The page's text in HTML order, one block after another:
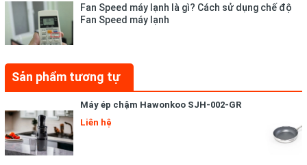
CÔNG NĂNG: NẤU NƯỚNG TIỆN LỢI
Độ bền cao
dụng công nghệ sản xuất Hàn Quốc đạt tới độ bền cao. 5 lớp
chống dính vân đá phủ trong lòng chảo giúp hạn chế trường
hợp trầy xước, bám bẩn, đổi màu… cho sản phẩm luôn như mới.
Lòng chảo sâu, chiên xào tiện lợi
Thiết kế nhỏ nhắn với kích thước 28 cm và thành chảo cao 8.5
Fan Speed máy lạnh là gì? Cách sử dụng chế độ
Fan Speed máy lạnh
Sản phẩm tương tự
Máy ép chậm Hawonkoo SJH-002-GR
Liên hệ